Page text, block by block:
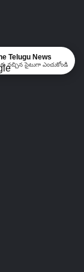
Telugu News
నచ్చిన సైటుగా ఎంచుకోండి